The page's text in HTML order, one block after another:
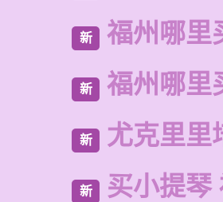
新 福州哪里
新 福州哪里
新 尤克里里
新 买小提琴